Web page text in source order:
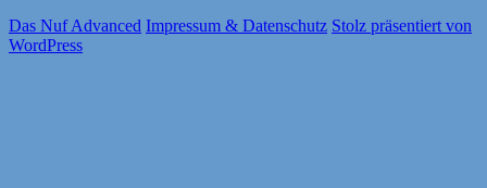
Das Nuf Advanced Impressum & Datenschutz Stolz präsentiert von
WordPress